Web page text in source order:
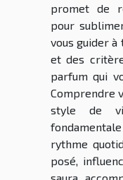
promet de
pour
vous guider
et des
parfum qui
Comprendre
style de
rythme
posé,